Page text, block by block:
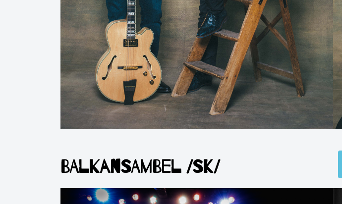
BALKAnSAMBEL /SK/